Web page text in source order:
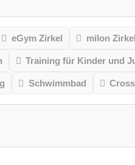
eGym Zirkel milon Zirkel
Training für Kinder und
Schwimmbad